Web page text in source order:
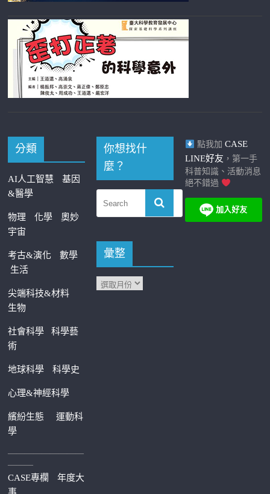
分類
AI人工智慧
基因
&醫學
物理 化學
奧妙
宇宙
考古&演化
數學
生活
尖端科技&材料
生物
社會科學科學藝
術
地球科學 科學史
心理&神經科學
繽紛生態運動科
學
—————————
———
CASE專欄
年度大
你想找什
麼？
彙整
點我加 CASE
LINE好友 ，第一手
科普知識、活動消息
絕不錯過